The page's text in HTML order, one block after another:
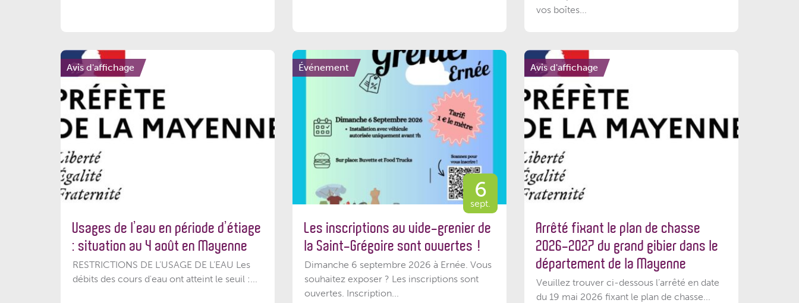
vos boîtes...
Avis d'affichage
Usages de l’eau en période d’étiage
: situation au 4 août en Mayenne
RESTRICTIONS DE L’USAGE DE L’EAU Les
débits des cours d'eau ont atteint le seuil :...
Événement
6
sept.
Les inscriptions au vide-grenier de
la Saint-Grégoire sont ouvertes !
Dimanche 6 septembre 2026 à Ernée. Vous
souhaitez exposer ? Les inscriptions sont
ouvertes. Inscription...
Avis d'affichage
Arrêté fixant le plan de chasse
2026-2027 du grand gibier dans le
département de la Mayenne
Veuillez trouver ci-dessous l’arrêté en date
du 19 mai 2026 fixant le plan de chasse...